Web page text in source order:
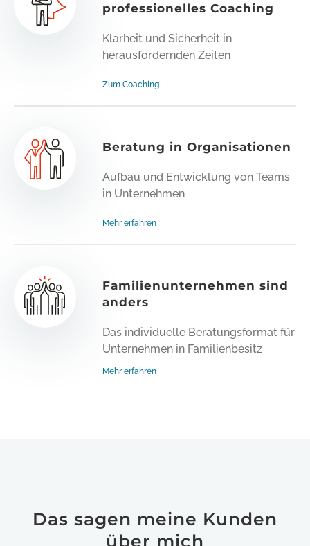
professionelles Coaching
Klarheit und Sicherheit in
herausfordernden Zeiten
Zum Coaching
Beratung in Organisationen
Aufbau und Entwicklung von Teams
in Unternehmen
Mehr erfahren
Familien­unternehmen sind
anders
Das individuelle Beratungsformat für
Unternehmen in Familienbesitz
Mehr erfahren
Das sagen meine Kunden
über mich